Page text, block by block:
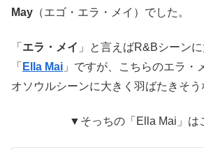
May （エゴ・エラ・メイ）でした。
「 エラ・メイ 」と言えばR&Bシーン
「 Ella Mai 」ですが、こちらのエラ・
オソウルシーンに大きく羽ばたきそう
▼そっちの「Ella Mai」は